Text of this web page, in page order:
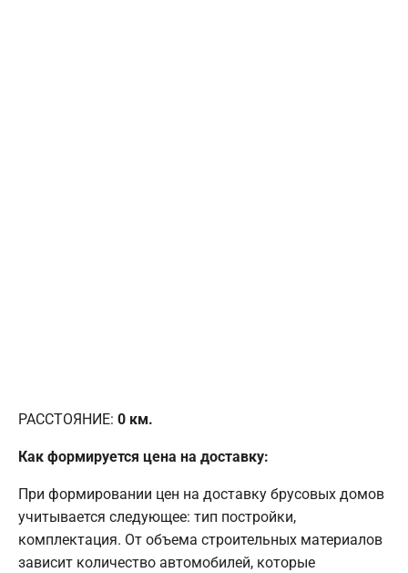
РАССТОЯНИЕ: 0 км.
Как формируется цена на доставку:
При формировании цен на доставку брусовых домов
учитывается следующее: тип постройки,
комплектация. От объема строительных материалов
зависит количество автомобилей, которые